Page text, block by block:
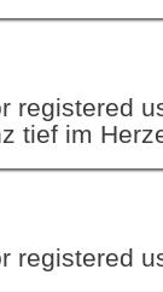
registered
tief im
registered